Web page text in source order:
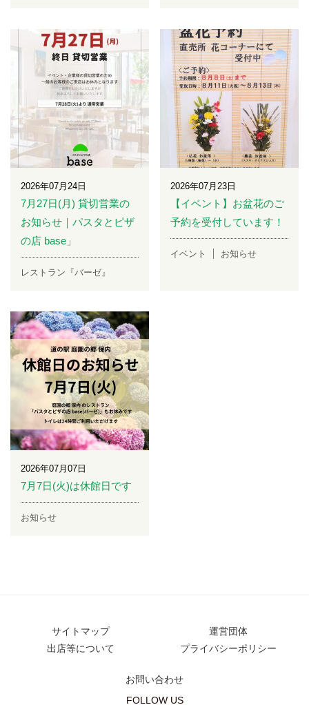
2026年07月24日
7月27日(月) 貸切営業の
お知らせ｜パスタとピザ
の店 base」
レストラン『バーゼ』
2026年07月23日
【イベント】お盆花のご
予約を受付しています！
イベント お知らせ
2026年07月07日
7月7日(火)は休館日です
お知らせ
サイトマップ
運営団体
出店等について
プライバシーポリシー
お問い合わせ
FOLLOW US